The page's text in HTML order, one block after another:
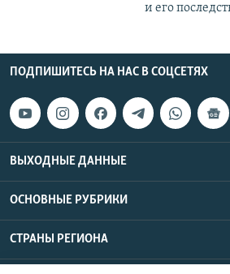
и его
ПОДПИШИТЕСЬ НА НАС В СОЦСЕТЯХ
ВЫХОДНЫЕ ДАННЫЕ
ОСНОВНЫЕ РУБРИКИ
СТРАНЫ РЕГИОНА